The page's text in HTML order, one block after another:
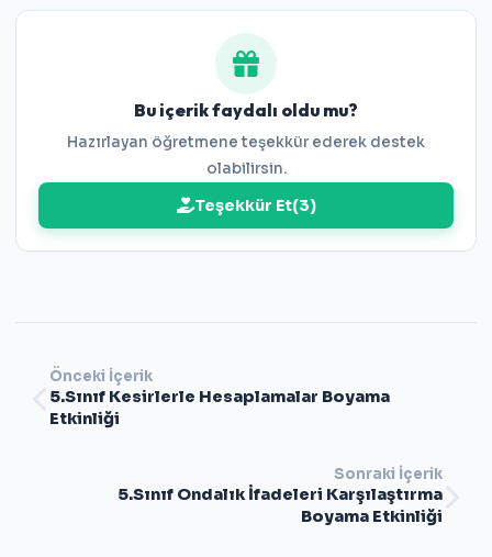
Bu içerik faydalı oldu mu?
Hazırlayan öğretmene teşekkür ederek destek
olabilirsin.
Teşekkür Et(3)
Önceki İçerik
5.Sınıf Kesirlerle Hesaplamalar Boyama
Etkinliği
Sonraki İçerik
5.Sınıf Ondalık İfadeleri Karşılaştırma
Boyama Etkinliği